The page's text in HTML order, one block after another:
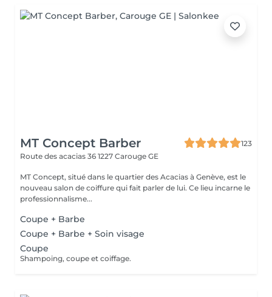
MT Concept Barber
123
Route des acacias 36 1227 Carouge GE
MT Concept, situé dans le quartier des Acacias à Genève, est le
nouveau salon de coiffure qui fait parler de lui. Ce lieu incarne le
professionnalisme...
Coupe + Barbe
Coupe + Barbe + Soin visage
Coupe
Shampoing, coupe et coiffage.